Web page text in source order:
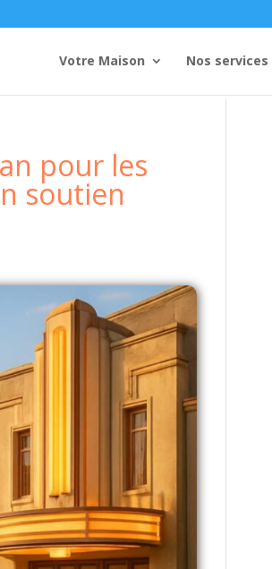
Votre Maison Nos services
pour les
soutien